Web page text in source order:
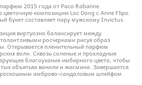
2015 года от Paco Rabanne.
цветочную композицию Loc Dong с Anne Flipo.
букет составляет пару мужскому Invictus.
виртуозно балансирует между
росчерками рисуя образ
Открывается пленительный парфюм
волн. Сквозь соленые и прохладные
благоухание имбирного цвета, чтобы
объятьях ванили и жасмина. Завершается
роскошным амброво-сандаловым шлейфом.